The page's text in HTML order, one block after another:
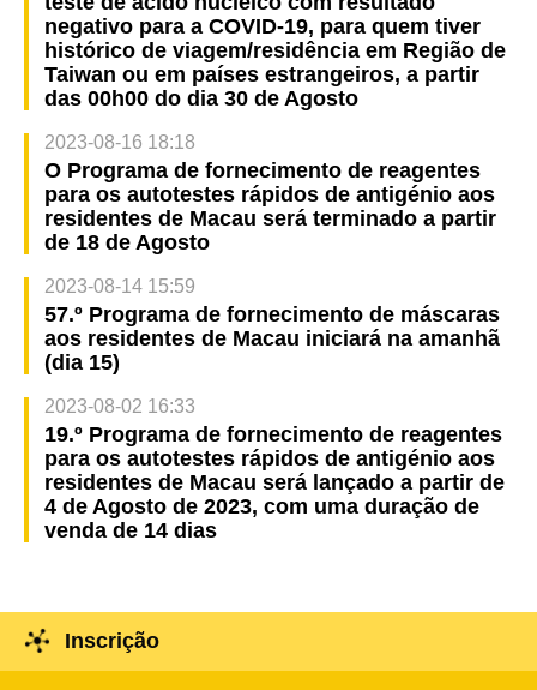
negativo para a COVID-19, para quem tiver
histórico de viagem/residência em Região de
Taiwan ou em países estrangeiros, a partir
das 00h00 do dia 30 de Agosto
2023-08-16 18:18
O Programa de fornecimento de reagentes
para os autotestes rápidos de antigénio aos
residentes de Macau será terminado a partir
de 18 de Agosto
2023-08-14 15:59
57.º Programa de fornecimento de máscaras
aos residentes de Macau iniciará na amanhã
(dia 15)
2023-08-02 16:33
19.º Programa de fornecimento de reagentes
para os autotestes rápidos de antigénio aos
residentes de Macau será lançado a partir de
4 de Agosto de 2023, com uma duração de
venda de 14 dias
Inscrição